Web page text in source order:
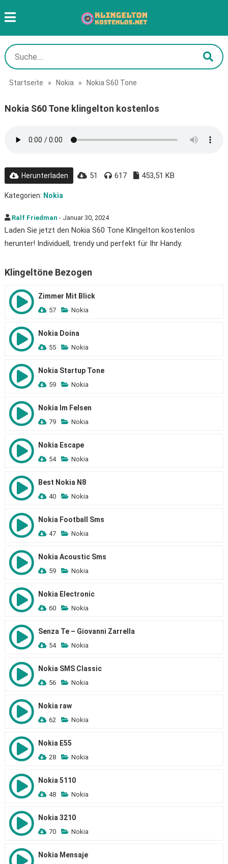
Startseite » Nokia » Nokia S60 Tone
Nokia S60 Tone klingelton kostenlos
Herunterladen 51 617 453,51 KB
Kategorien: Nokia
Ralf Friedman - Januar 30, 2024
Laden Sie jetzt den Nokia S60 Tone Klingelton kostenlos
herunter! Individuell, trendy und perfekt für Ihr Handy.
Klingeltöne Bezogen
Zimmer Mit Blick
57 Nokia
Nokia Doina
55 Nokia
Nokia Startup Tone
59 Nokia
Nokia Im Felsen
79 Nokia
Nokia Escape
54 Nokia
Best Nokia N8
40 Nokia
Nokia Football Sms
47 Nokia
Nokia Acoustic Sms
59 Nokia
Nokia Electronic
60 Nokia
Senza Te – Giovanni Zarrella
54 Nokia
Nokia SMS Classic
56 Nokia
Nokia raw
62 Nokia
Nokia E55
28 Nokia
Nokia 5110
48 Nokia
Nokia 3210
70 Nokia
Nokia Mensaje